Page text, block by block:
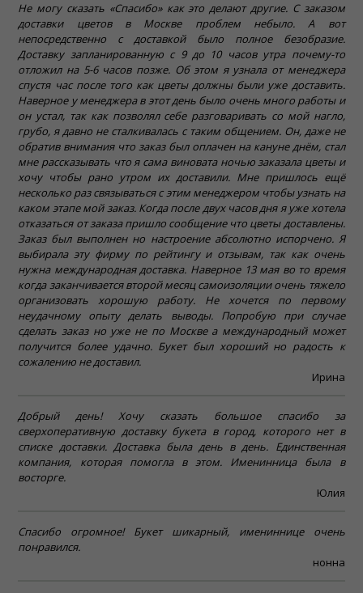
Не могу сказать «Спасибо» как это делают другие. С заказом
доставки цветов в Москве проблем небыло. А вот
непосредственно с доставкой было полное безобразие.
Доставку запланированную с 9 до 10 часов утра почему-то
отложил на 5-6 часов позже. Об этом я узнала от менеджера
спустя час после того как цветы должны были уже доставить.
Наверное у менеджера в этот день было очень много работы и
он устал, так как позволял себе разговаривать со мой нагло,
грубо, я давно не сталкивалась с таким общением. Он, даже не
обратив внимания что заказ был оплачен на кануне днём, стал
мне рассказывать что я сама виновата ночью заказала цветы и
хочу чтобы рано утром их доставили. Мне пришлось ещё
несколько раз связываться с этим менеджером чтобы узнать на
каком этапе мой заказ. Когда после двух часов дня я уже хотела
отказаться от заказа пришло сообщение что цветы доставлены.
Заказ был выполнен но настроение абсолютно испорчено. Я
выбирала эту фирму по рейтингу и отзывам, так как очень
нужна международная доставка. Наверное 13 мая во то время
когда заканчивается второй месяц самоизоляции очень тяжело
организовать хорошую работу. Не хочется по первому
неудачному опыту делать выводы. Попробую при случае
сделать заказ но уже не по Москве а международный может
получится более удачно. Букет был хороший но радость к
сожалению не доставил.
Ирина
Добрый день! Хочу сказать большое спасибо за
сверхоперативную доставку букета в город, которого нет в
списке доставки. Доставка была день в день. Единственная
компания, которая помогла в этом. Именинница была в
восторге.
Юлия
Спасибо огромное! Букет шикарный, имениннице очень
понравился.
нонна